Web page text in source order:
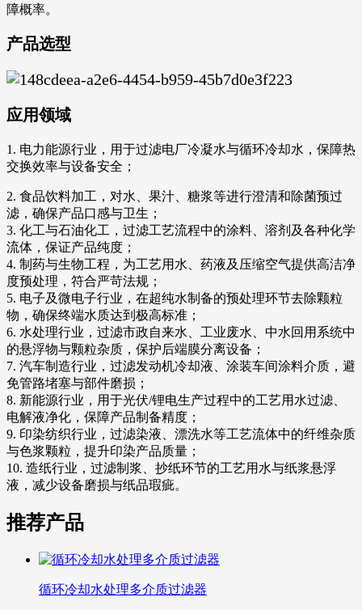
障概率。
产品选型
应用领域
1. 电力能源行业，用于过滤电厂冷凝水与循环冷却水，保障热
交换效率与设备安全；
2. 食品饮料加工，对水、果汁、糖浆等进行澄清和除菌预过
滤，确保产品口感与卫生；
3. 化工与石油化工，过滤工艺流程中的涂料、溶剂及各种化学
流体，保证产品纯度；
4. 制药与生物工程，为工艺用水、药液及压缩空气提供高洁净
度预处理，符合严苛法规；
5. 电子及微电子行业，在超纯水制备的预处理环节去除颗粒
物，确保终端水质达到极高标准；
6. 水处理行业，过滤市政自来水、工业废水、中水回用系统中
的悬浮物与颗粒杂质，保护后端膜分离设备；
7. 汽车制造行业，过滤发动机冷却液、涂装车间涂料介质，避
免管路堵塞与部件磨损；
8. 新能源行业，用于光伏/锂电生产过程中的工艺用水过滤、
电解液净化，保障产品制备精度；
9. 印染纺织行业，过滤染液、漂洗水等工艺流体中的纤维杂质
与色浆颗粒，提升印染产品质量；
10. 造纸行业，过滤制浆、抄纸环节的工艺用水与纸浆悬浮
液，减少设备磨损与纸品瑕疵。
推荐产品
循环冷却水处理多介质过滤器